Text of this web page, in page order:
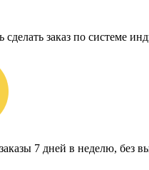
сделать заказ по системе
7 дней в неделю, без